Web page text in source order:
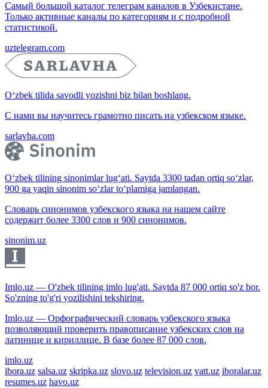
Самый большой каталог телеграм каналов в Узбекистане.
Только активные каналы по категориям и с подробной
статистикой.
uztelegram.com
O‘zbek tilida savodli yozishni biz bilan boshlang.
С нами вы научитесь грамотно писать на узбекском языке.
sarlavha.com
O‘zbek tilining sinonimlar lug‘ati. Saytda 3300 tadan ortiq so‘zlar,
900 ga yaqin sinonim so‘zlar to‘plamiga jamlangan.
Словарь синонимов узбекского языка на нашем сайте
содержит более 3300 слов и 900 синонимов.
sinonim.uz
Imlo.uz — O'zbek tilining imlo lug'ati. Saytda 87 000 ortiq so'z bor.
So'zning to'g'ri yozilishini tekshiring.
Imlo.uz — Орфографический словарь узбекского языка
позволяющий проверить правописание узбекских слов на
латинице и кириллице. В базе более 87 000 слов.
imlo.uz
ibora.uz salsa.uz skripka.uz slovo.uz television.uz vatt.uz iboralar.uz
resumes.uz havo.uz